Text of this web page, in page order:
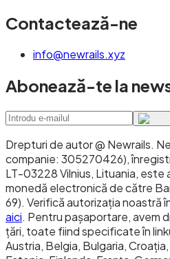
Contactează-ne
info@newrails.xyz
Abonează-te la
Drepturi de autor @ Newrails.
companie: 305270426),
LT-03228 Vilnius, Lituania,
monedă electronică de către
69). Verifică autorizația noastră
aici. Pentru pașaportare, avem
țări, toate fiind specificate în
Austria, Belgia, Bulgaria,